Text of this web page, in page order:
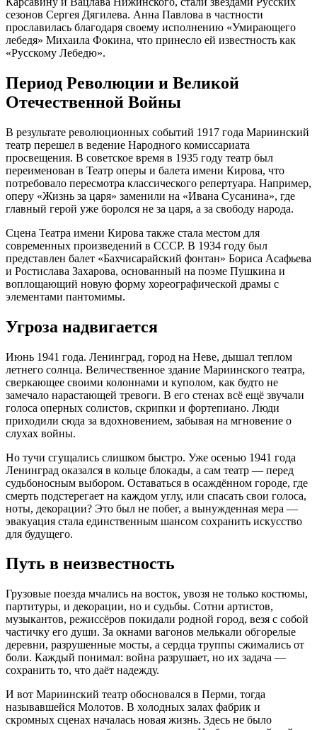
сезонов Сергея Дягилева. Анна Павлова в частности
прославилась благодаря своему исполнению «Умирающего
лебедя» Михаила Фокина, что принесло ей известность как
«Русскому Лебедю».
Период Революции и Великой
Отечественной Войны
В результате революционных событий 1917 года Мариинский
театр перешел в ведение Народного комиссариата
просвещения. В советское время в 1935 году театр был
переименован в Театр оперы и балета имени Кирова, что
потребовало пересмотра классического репертуара. Например,
оперу «Жизнь за царя» заменили на «Ивана Сусанина», где
главный герой уже боролся не за царя, а за свободу народа.
Сцена Театра имени Кирова также стала местом для
современных произведений в СССР. В 1934 году был
представлен балет «Бахчисарайский фонтан» Бориса Асафьева
и Ростислава Захарова, основанный на поэме Пушкина и
воплощающий новую форму хореографической драмы с
элементами пантомимы.
Угроза надвигается
Июнь 1941 года. Ленинград, город на Неве, дышал теплом
летнего солнца. Величественное здание Мариинского театра,
сверкающее своими колоннами и куполом, как будто не
замечало нарастающей тревоги. В его стенах всё ещё звучали
голоса оперных солистов, скрипки и фортепиано. Люди
приходили сюда за вдохновением, забывая на мгновение о
слухах войны.
Но тучи сгущались слишком быстро. Уже осенью 1941 года
Ленинград оказался в кольце блокады, а сам театр — перед
судьбоносным выбором. Оставаться в осаждённом городе, где
смерть подстерегает на каждом углу, или спасать свои голоса,
ноты, декорации? Это был не побег, а вынужденная мера —
эвакуация стала единственным шансом сохранить искусство
для будущего.
Путь в неизвестность
Грузовые поезда мчались на восток, увозя не только костюмы,
партитуры, и декорации, но и судьбы. Сотни артистов,
музыкантов, режиссёров покидали родной город, везя с собой
частичку его души. За окнами вагонов мелькали обгорелые
деревни, разрушенные мосты, а сердца труппы сжимались от
боли. Каждый понимал: война разрушает, но их задача —
сохранить то, что даёт надежду.
И вот Мариинский театр обосновался в Перми, тогда
называвшейся Молотов. В холодных залах фабрик и
скромных сценах началась новая жизнь. Здесь не было